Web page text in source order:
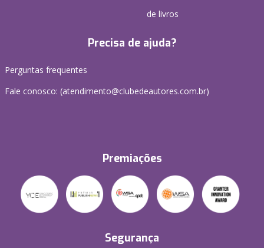
de livros
Precisa de ajuda?
Perguntas frequentes
Fale conosco: (atendimento@clubedeautores.com.br)
Premiações
Segurança